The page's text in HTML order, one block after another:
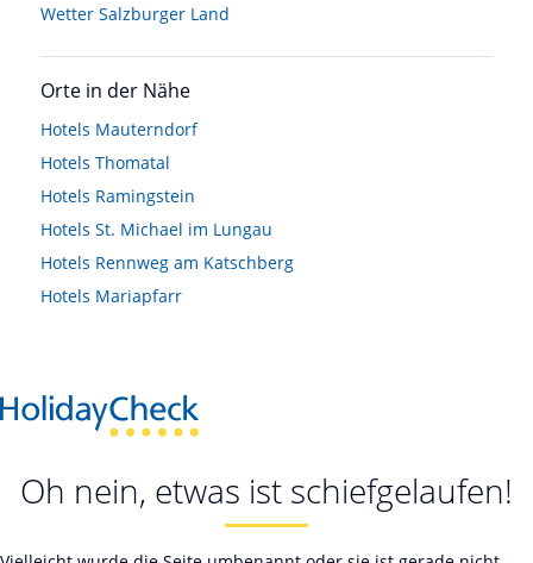
Wetter Salzburger Land
Orte in der Nähe
Hotels Mauterndorf
Hotels Thomatal
Hotels Ramingstein
Hotels St. Michael im Lungau
Hotels Rennweg am Katschberg
Hotels Mariapfarr
Oh nein, etwas ist schiefgelaufen!